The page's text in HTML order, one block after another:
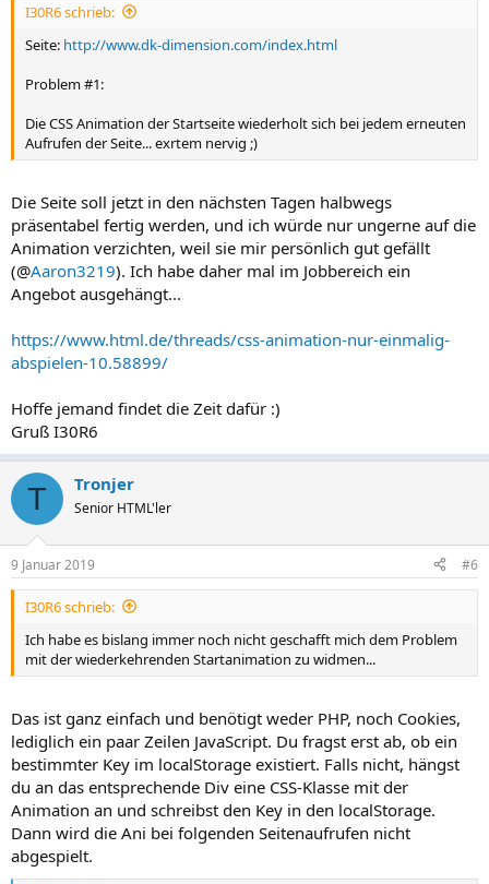
I30R6 schrieb:
Seite: http://www.dk-dimension.com/index.html
Problem #1:
Die CSS Animation der Startseite wiederholt sich bei jedem erneuten
Aufrufen der Seite... exrtem nervig ;)
Die Seite soll jetzt in den nächsten Tagen halbwegs
präsentabel fertig werden, und ich würde nur ungerne auf die
Animation verzichten, weil sie mir persönlich gut gefällt
(@Aaron3219). Ich habe daher mal im Jobbereich ein
Angebot ausgehängt...
https://www.html.de/threads/css-animation-nur-einmalig-
abspielen-10.58899/
Hoffe jemand findet die Zeit dafür :)
Gruß I30R6
T Tronjer
Senior HTML'ler
9 Januar 2019 #6
I30R6 schrieb:
Ich habe es bislang immer noch nicht geschafft mich dem Problem
mit der wiederkehrenden Startanimation zu widmen...
Das ist ganz einfach und benötigt weder PHP, noch Cookies,
lediglich ein paar Zeilen JavaScript. Du fragst erst ab, ob ein
bestimmter Key im localStorage existiert. Falls nicht, hängst
du an das entsprechende Div eine CSS-Klasse mit der
Animation an und schreibst den Key in den localStorage.
Dann wird die Ani bei folgenden Seitenaufrufen nicht
abgespielt.